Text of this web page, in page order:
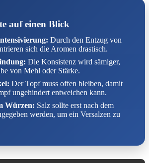
auf einen Blick
Durch den Entzug von
sich die Aromen drastisch.
Die Konsistenz wird sämiger,
von Mehl oder Stärke.
Der Topf muss offen bleiben, damit
ungehindert entweichen kann.
Würzen: Salz sollte erst nach dem
werden, um ein Versalzen zu